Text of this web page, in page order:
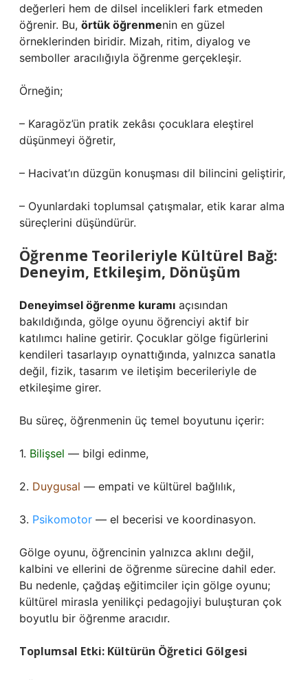
değerleri hem de dilsel incelikleri fark etmeden
öğrenir. Bu, örtük öğrenmenin en güzel
örneklerinden biridir. Mizah, ritim, diyalog ve
semboller aracılığıyla öğrenme gerçekleşir.
Örneğin;
– Karagöz’ün pratik zekâsı çocuklara eleştirel
düşünmeyi öğretir,
– Hacivat’ın düzgün konuşması dil bilincini geliştirir,
– Oyunlardaki toplumsal çatışmalar, etik karar alma
süreçlerini düşündürür.
Öğrenme Teorileriyle Kültürel Bağ:
Deneyim, Etkileşim, Dönüşüm
Deneyimsel öğrenme kuramı açısından
bakıldığında, gölge oyunu öğrenciyi aktif bir
katılımcı haline getirir. Çocuklar gölge figürlerini
kendileri tasarlayıp oynattığında, yalnızca sanatla
değil, fizik, tasarım ve iletişim becerileriyle de
etkileşime girer.
Bu süreç, öğrenmenin üç temel boyutunu içerir:
1. Bilişsel — bilgi edinme,
2. Duygusal — empati ve kültürel bağlılık,
3. Psikomotor — el becerisi ve koordinasyon.
Gölge oyunu, öğrencinin yalnızca aklını değil,
kalbini ve ellerini de öğrenme sürecine dahil eder.
Bu nedenle, çağdaş eğitimciler için gölge oyunu;
kültürel mirasla yenilikçi pedagojiyi buluşturan çok
boyutlu bir öğrenme aracıdır.
Toplumsal Etki: Kültürün Öğretici Gölgesi